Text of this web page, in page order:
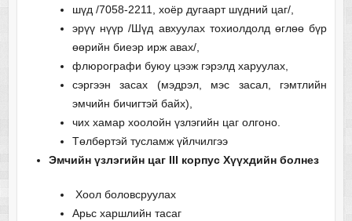
шүд /7058-2211, хоёр дугаарт шүдний цаг/,
эрүү нүүр /Шүд авхуулах тохиолдолд өглөө бүр
өөрийн биеэр ирж авах/,
флюрографи буюу цээж гэрэлд харуулах,
сэргээн засах (мэдрэл, мэс засал, гэмтлийн
эмчийн бичигтэй байх),
чих хамар хоолойн үзлэгийн цаг олгоно.
Төлбөртэй тусламж үйлчилгээ
Эмчийн үзлэгийн цаг III корпус Хүүхдийн болнез
Хоол боловсруулах
Арьс харшлийн тасаг